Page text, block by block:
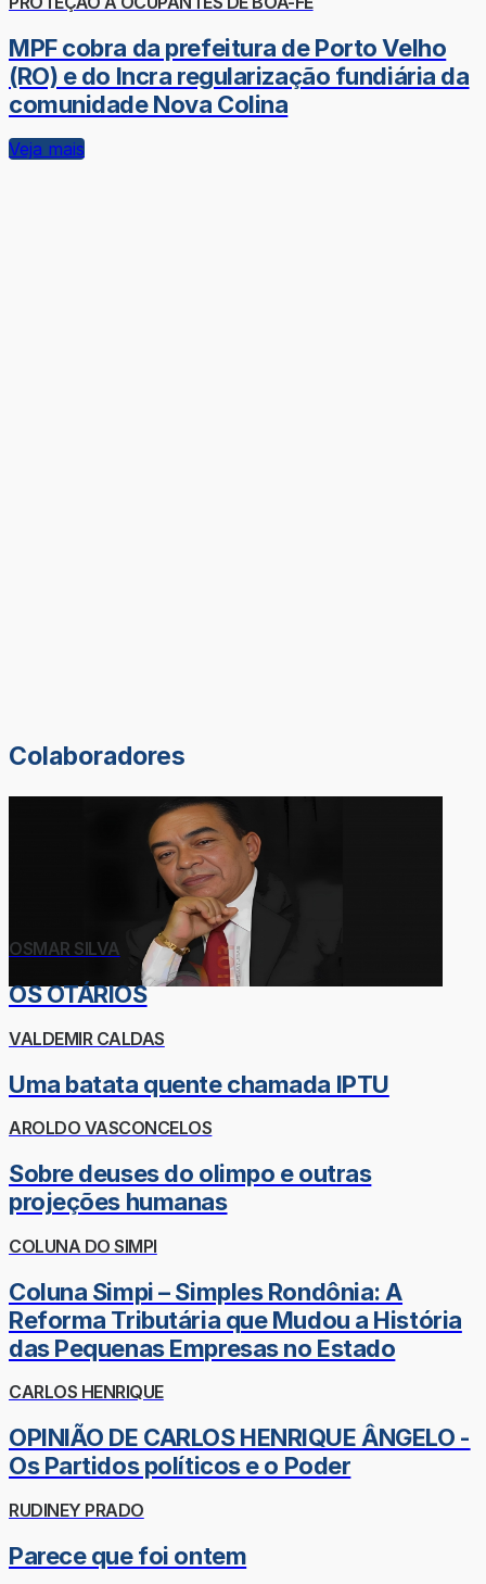
MPF cobra da prefeitura de Porto Velho
(RO) e do Incra regularização fundiária da
comunidade Nova Colina
Veja mais
Colaboradores
OSMAR SILVA
OS OTÁRIOS
VALDEMIR CALDAS
Uma batata quente chamada IPTU
AROLDO VASCONCELOS
Sobre deuses do olimpo e outras
projeções humanas
COLUNA DO SIMPI
Coluna Simpi – Simples Rondônia: A
Reforma Tributária que Mudou a História
das Pequenas Empresas no Estado
CARLOS HENRIQUE
OPINIÃO DE CARLOS HENRIQUE ÂNGELO -
Os Partidos políticos e o Poder
RUDINEY PRADO
Parece que foi ontem